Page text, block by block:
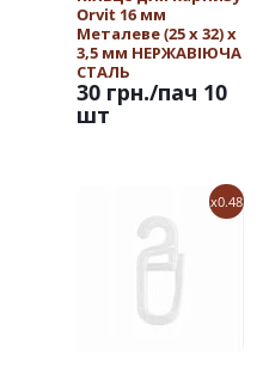
Orvit 16 мм
Металеве (25 х 32) х
3,5 мм НЕРЖАВІЮЧА
СТАЛЬ
30 грн./пач 10
шт
x0.48